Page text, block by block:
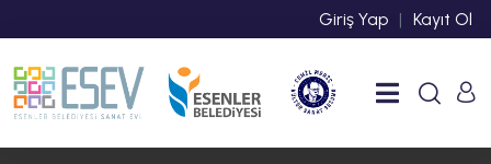
Giriş Yap | Kayıt Ol